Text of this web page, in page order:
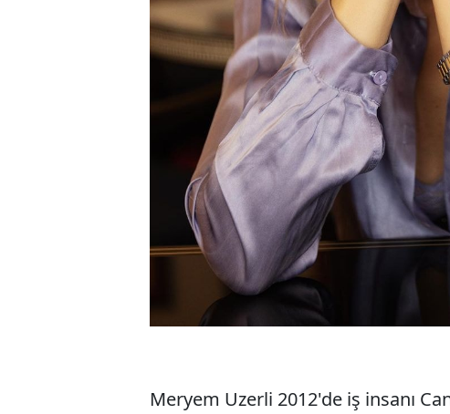
Meryem Uzerli 2012'de iş insanı